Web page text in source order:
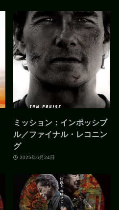
ミッション：インポッシブ
ル／ファイナル・レコニン
グ
2025年6月24日